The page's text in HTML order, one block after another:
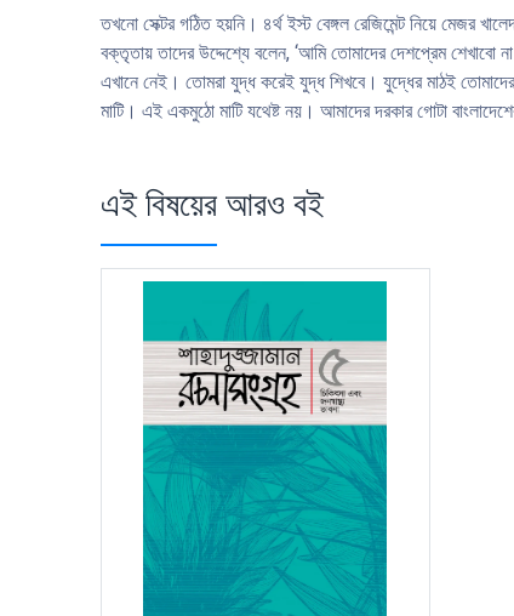
তখনো সেক্টর গঠিত হয়নি। ৪র্থ ইস্ট বেঙ্গল রেজিমেন্ট নিয়ে মেজর
বক্তৃতায় তাদের উদ্দেশ্যে বলেন, ‘আমি তোমাদের দেশপ্রেম
এখানে নেই। তোমরা যুদ্ধ করেই যুদ্ধ শিখবে। যুদ্ধের মাঠই
মাটি। এই একমুঠো মাটি যথেষ্ট নয়। আমাদের দরকার গোটা
এই বিষয়ের আরও বই